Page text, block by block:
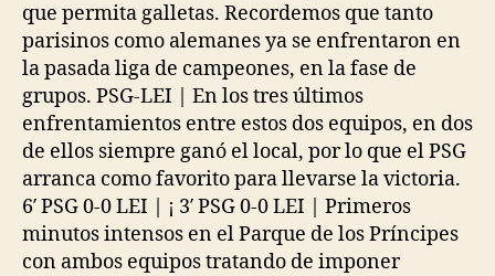
que permita galletas. Recordemos que tanto
parisinos como alemanes ya se enfrentaron en
la pasada liga de campeones, en la fase de
grupos. PSG-LEI | En los tres últimos
enfrentamientos entre estos dos equipos, en dos
de ellos siempre ganó el local, por lo que el PSG
arranca como favorito para llevarse la victoria.
6′ PSG 0-0 LEI | ¡ 3′ PSG 0-0 LEI | Primeros
minutos intensos en el Parque de los Príncipes
con ambos equipos tratando de imponer